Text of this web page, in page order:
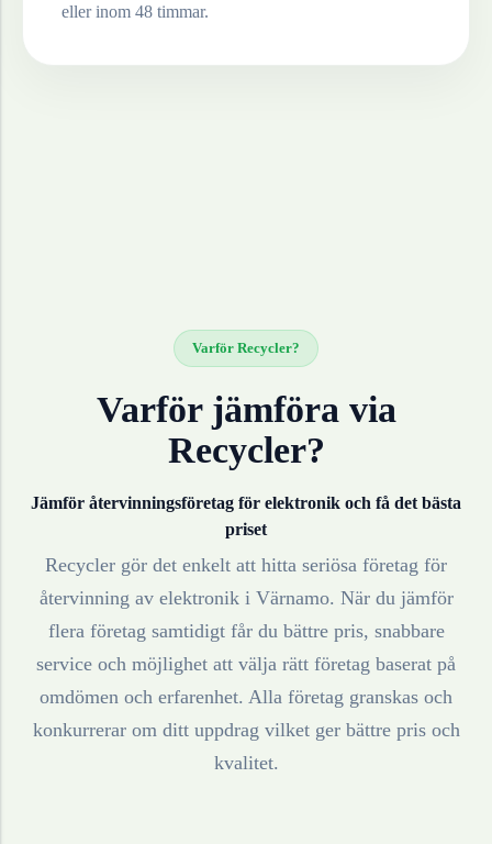
eller inom 48 timmar.
Varför Recycler?
Varför jämföra via
Recycler?
Jämför återvinningsföretag för elektronik och få det bästa
priset
Recycler gör det enkelt att hitta seriösa företag för
återvinning av elektroniki Värnamo. När du jämför
flera företag samtidigt får du bättre pris, snabbare
service och möjlighet att välja rätt företag baserat på
omdömen och erfarenhet. Alla företag granskas och
konkurrerar om ditt uppdrag vilket ger bättre pris och
kvalitet.